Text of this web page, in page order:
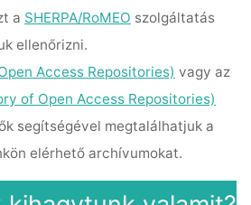
a SHERPA/RoMEO szolgáltatás
ellenőrizni.
Access Repositories) vagy az
of Open Access Repositories)
segítségével megtalálhatjuk a
elérhető archívumokat.